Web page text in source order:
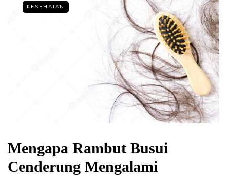
KESEHATAN
Mengapa Rambut Busui
Cenderung Mengalami